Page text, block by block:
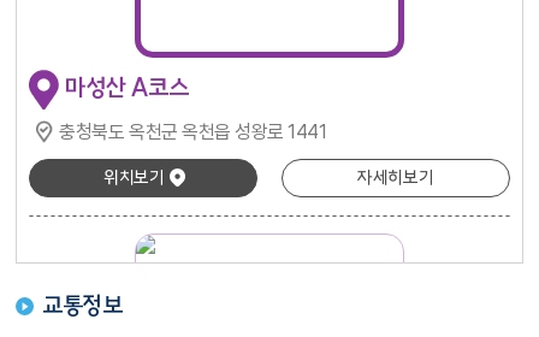
마성산 A코스
충청북도 옥천군 옥천읍 성왕로 1441
위치보기
자세히보기
교통정보